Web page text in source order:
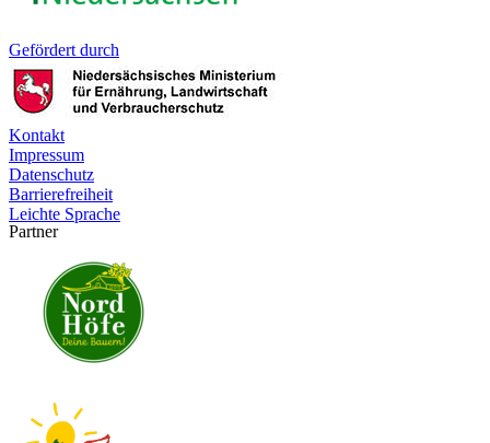
Gefördert durch
Kontakt
Impressum
Datenschutz
Barrierefreiheit
Leichte Sprache
Partner